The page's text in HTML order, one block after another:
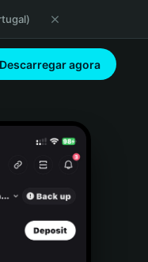
Descarregar agora